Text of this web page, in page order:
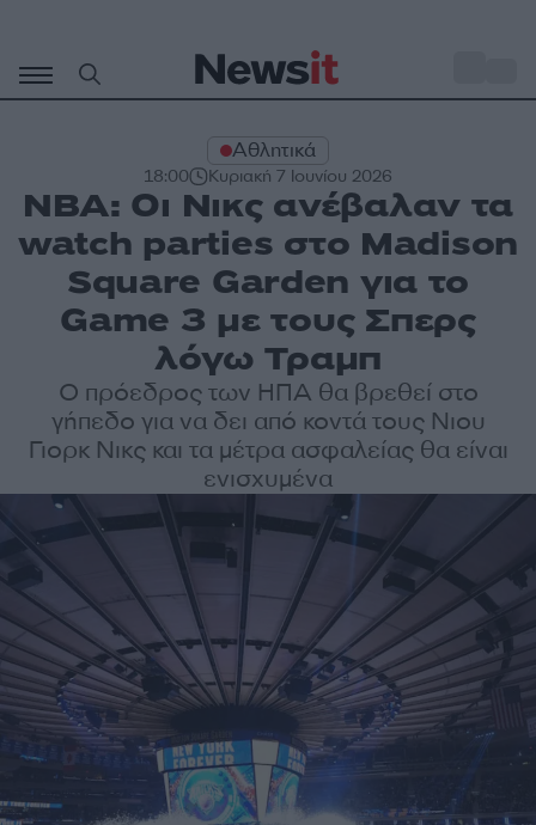
περιεχόμενο
Αθλητικά
18:00 Κυριακή 7 Ιουνίου 2026
NBA: Οι Νικς ανέβαλαν τα
watch parties στο Madison
Square Garden για το
Game 3 με τους Σπερς
λόγω Τραμπ
Ο πρόεδρος των ΗΠΑ θα βρεθεί στο
γήπεδο για να δει από κοντά τους Νιου
Γιορκ Νικς και τα μέτρα ασφαλείας θα είναι
ενισχυμένα